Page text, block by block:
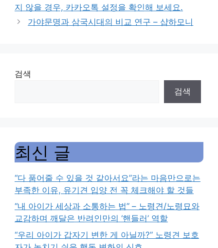
지 않을 경우, 카카오톡 설정을 확인해 보세요.
가야문명과 삼국시대의 비교 연구 – 샵하모니
검색
검색
최신 글
“다 품어줄 수 있을 것 같아서요”라는 마음만으로는
부족한 이유, 유기견 입양 전 꼭 체크해야 할 것들
“내 아이가 세상과 소통하는 법” – 노령견/노령묘와
교감하며 깨달은 반려인만의 ‘핸들러’ 역할
“우리 아이가 갑자기 변한 게 아닐까?” 노령견 보호